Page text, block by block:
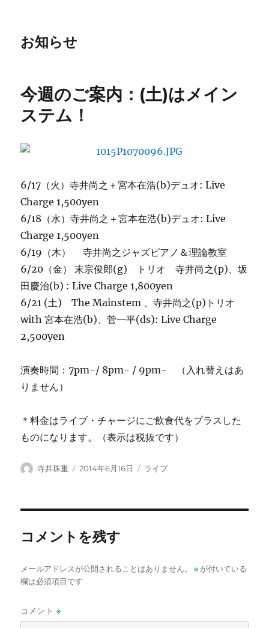
お知らせ
今週のご案内：(土)はメイン
ステム！
6/17（火）寺井尚之＋宮本在浩(b)デュオ: Live
Charge 1,500yen
6/18（水）寺井尚之＋宮本在浩(b)デュオ: Live
Charge 1,500yen
6/19（木） 寺井尚之ジャズピアノ＆理論教室
6/20（金） 末宗俊郎(g) トリオ 寺井尚之(p)、坂
田慶治(b) : Live Charge 1,800yen
6/21 (土) The Mainstem 、寺井尚之(p)トリオ
with 宮本在浩(b)、菅一平(ds): Live Charge
2,500yen
演奏時間：7pm-/ 8pm- / 9pm- （入れ替えはあ
りません）
＊料金はライブ・チャージにご飲食代をプラスした
ものになります。（表示は税抜です）
投
寺井珠重
投
2014年6月16日
カ
ライブ
コメントを残す
メールアドレスが公開されることはありません。 ※ が付いている
欄は必須項目です
コメント※